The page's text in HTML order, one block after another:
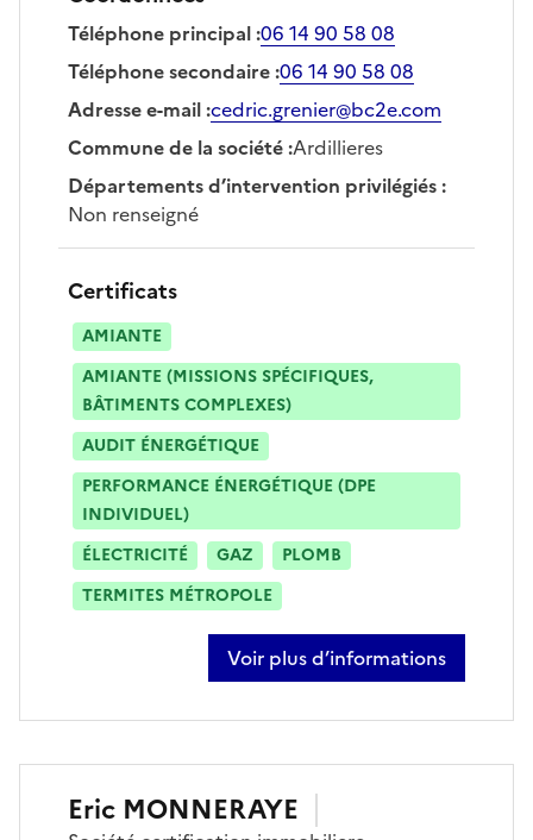
Téléphone principal:06 14 90 58 08
Téléphone secondaire:06 14 90 58 08
Adresse e-mail:cedric.grenier@bc2e.com
Commune de la société:Ardillieres
Départements d’intervention privilégiés:
Non renseigné
Certificats
AMIANTE
AMIANTE (MISSIONS SPÉCIFIQUES,
BÂTIMENTS COMPLEXES)
AUDIT ÉNERGÉTIQUE
PERFORMANCE ÉNERGÉTIQUE (DPE
INDIVIDUEL)
ÉLECTRICITÉ
GAZ
PLOMB
TERMITES MÉTROPOLE
Voir plus d’informations
sur cédric grenier
Eric MONNERAYE